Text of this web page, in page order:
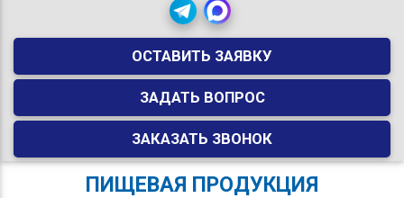
ОСТАВИТЬ ЗАЯВКУ
ЗАДАТЬ ВОПРОС
ЗАКАЗАТЬ ЗВОНОК
ПИЩЕВАЯ ПРОДУКЦИЯ